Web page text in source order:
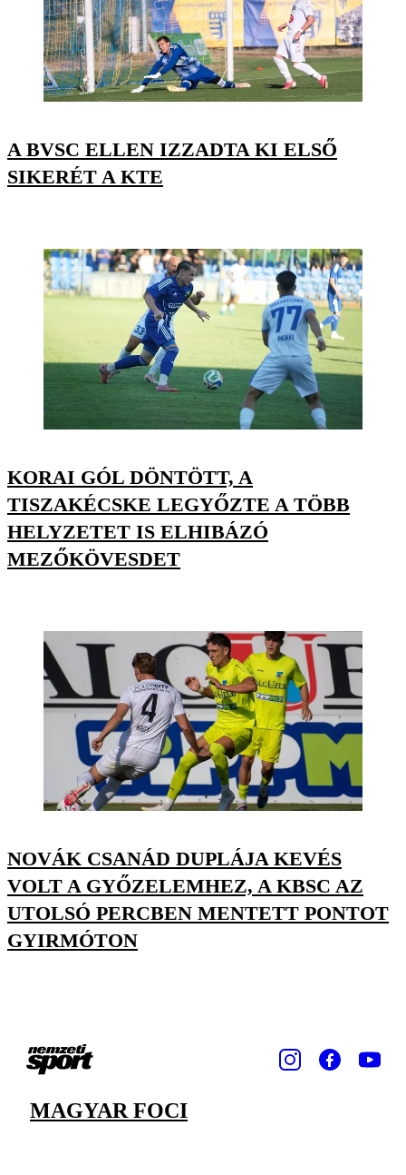
A BVSC ELLEN IZZADTA KI ELSŐ
SIKERÉT A KTE
KORAI GÓL DÖNTÖTT, A
TISZAKÉCSKE LEGYŐZTE A TÖBB
HELYZETET IS ELHIBÁZÓ
MEZŐKÖVESDET
NOVÁK CSANÁD DUPLÁJA KEVÉS
VOLT A GYŐZELEMHEZ, A KBSC AZ
UTOLSÓ PERCBEN MENTETT PONTOT
GYIRMÓTON
MAGYAR FOCI